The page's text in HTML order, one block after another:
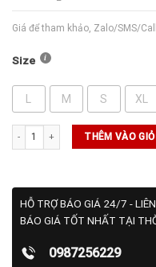
Giá để tham khảo, Zalo/SMS/
Size
L M S XL
Quần Dài Nỉ NikeCourt Heritage
THÊM VÀO
HỖ TRỢ BÁO GIÁ 24/7 -
BÁO GIÁ TỐT NHẤT TẠI
0987256229